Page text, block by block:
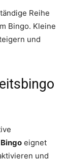
Reihe
Bingo. Kleine
und
eignet
und